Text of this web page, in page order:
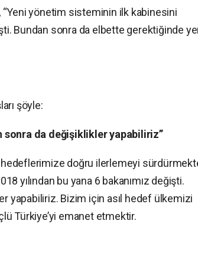
yönetim sisteminin ilk kabinesini
Bundan sonra da elbette gerektiğinde
şöyle:
sonra da değişiklikler yapabiliriz”
hedeflerimize doğru ilerlemeyi
yılından bu yana 6 bakanımız değişti.
yapabiliriz. Bizim için asıl hedef ülkemizi
Türkiye’yi emanet etmektir.